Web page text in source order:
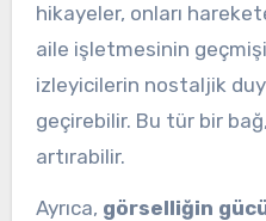
hikayeler, onları
aile işletmesinin
izleyicilerin nostaljik
geçirebilir. Bu tür bir
artırabilir.
Ayrıca, görselliğin